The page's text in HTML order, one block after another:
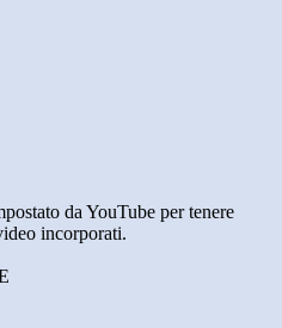
da YouTube per tenere
incorporati.